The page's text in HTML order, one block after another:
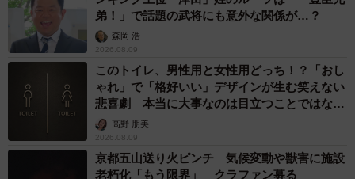
弟！」で話題の武将にも意外な関係が…？
森岡 浩
2026.08.09
このトイレ、男性用と女性用どっち！？「おし
ゃれ」で「格好いい」デザインが生む笑えない
悲喜劇 本当に大事なのは目立つことではな
く…高野 朋美
2026.08.09
京都五山送り火ピンチ 気候変動や獣害に施設
老朽化「もう限界」 クラファン募る